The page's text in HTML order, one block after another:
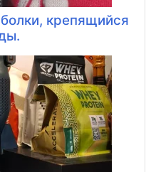
крепящийся